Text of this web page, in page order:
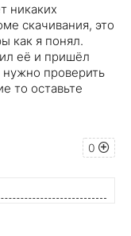
никаких
скачивания, это
как я понял.
её и пришёл
проверить
то оставьте
0